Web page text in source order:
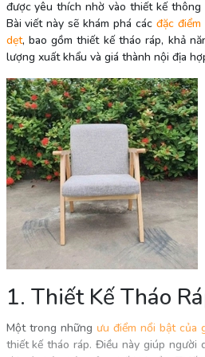
được yêu thích nhờ vào thiết kế
Bài viết này sẽ khám phá cácđặc
dẹt, bao gồm thiết kế tháo ráp, khả
lượng xuất khẩu và giá thành nội địa
1. Thiết Kế Tháo
Một trong những ưu điểm nổi bật của
thiết kế tháo ráp. Điều này giúp người